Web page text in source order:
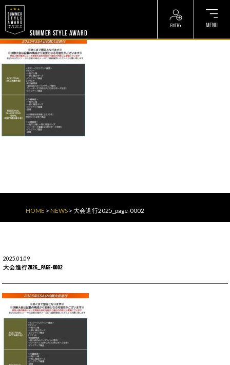
SUMMER STYLE AWARD
HOME > NEWS > 大会進行2025_page-0002
2025.01.09
大会進行2025_page-0002